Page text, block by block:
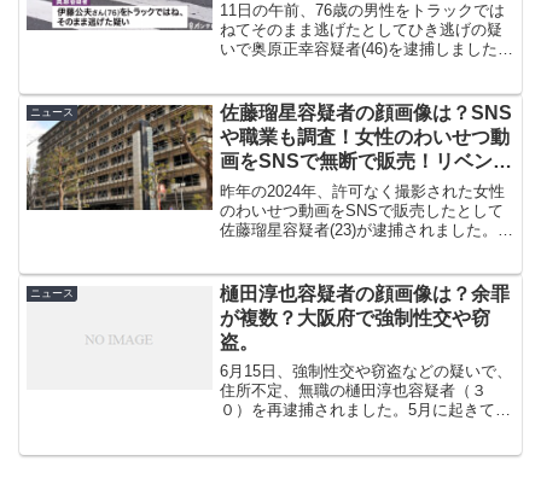
11日の午前、76歳の男性をトラックでは
ねてそのまま逃げたとしてひき逃げの疑
いで奥原正幸容疑者(46)を逮捕しました。
は？詳しく紹介していきます！
ニュース
佐藤瑠星容疑者の顔画像は？SNS
や職業も調査！女性のわいせつ動
画をSNSで無断で販売！リベンジ
ポルノ
昨年の2024年、許可なく撮影された女性
のわいせつ動画をSNSで販売したとして
佐藤瑠星容疑者(23)が逮捕されました。今
ィール、ネット上の反応などを調査しま
したので紹...
ニュース
樋田淳也容疑者の顔画像は？余罪
が複数？大阪府で強制性交や窃
盗。
6月15日、強制性交や窃盗などの疑いで、
住所不定、無職の樋田淳也容疑者（３
０）を再逮捕されました。5月に起きてい